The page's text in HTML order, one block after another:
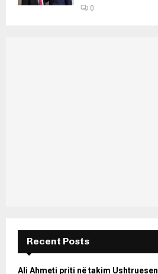
0
Recent Posts
Ali Ahmeti priti në takim